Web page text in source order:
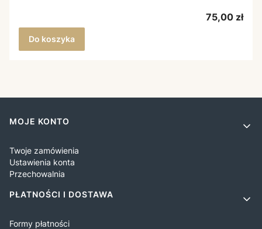
Cena
75,00 zł
Do koszyka
Linki w stopce
MOJE KONTO
Twoje zamówienia
Ustawienia konta
Przechowalnia
PŁATNOŚCI I DOSTAWA
Formy płatności